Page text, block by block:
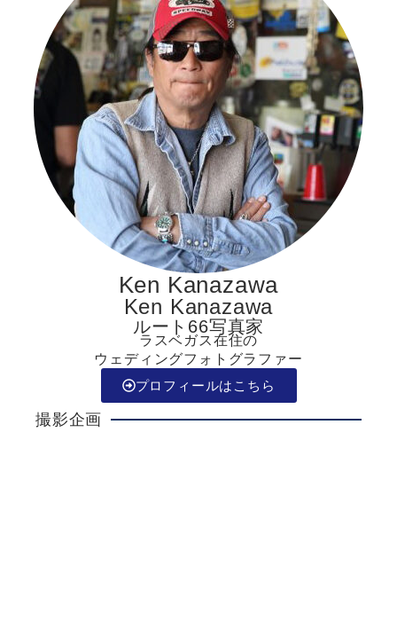
Ken Kanazawa
Ken Kanazawa
ルート66写真家
ラスベガス在住の
ウェディングフォトグラファー
プロフィールはこちら
撮影企画